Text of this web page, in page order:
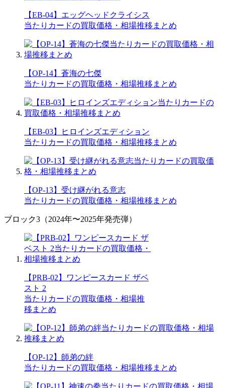
【EB-04】エッグヘッドクライシス
当たりカードの買取価格・相場推移まとめ
【OP-14】蒼海の七傑
当たりカードの買取価格・相場推移まとめ
【EB-03】ヒロインズエディション
当たりカードの買取価格・相場推移まとめ
【OP-13】受け継がれる意志
当たりカードの買取価格・相場推移まとめ
ブロック3（2024年〜2025年発売弾）
【PRB-02】ワンピースカード ザベ
スト 2
当たりカードの買取価格・相場推
移まとめ
【OP-12】師弟の絆
当たりカードの買取価格・相場推移まとめ